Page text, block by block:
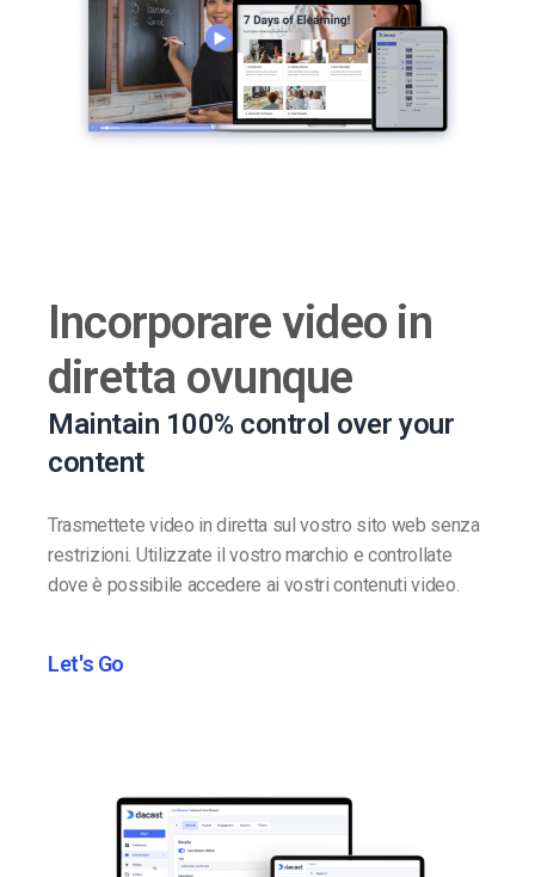
Incorporare video in
diretta ovunque
Maintain 100% control over your
content
Trasmettete video in diretta sul vostro sito web senza
restrizioni. Utilizzate il vostro marchio e controllate
dove è possibile accedere ai vostri contenuti video.
Let's Go